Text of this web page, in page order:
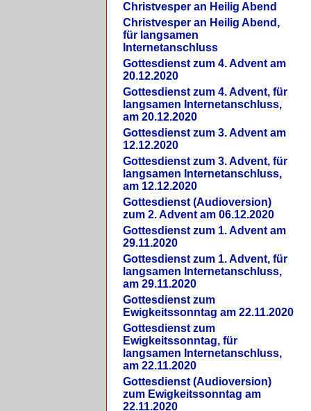
Christvesper an Heilig Abend
Christvesper an Heilig Abend,
für langsamen
Internetanschluss
Gottesdienst zum 4. Advent am
20.12.2020
Gottesdienst zum 4. Advent, für
langsamen Internetanschluss,
am 20.12.2020
Gottesdienst zum 3. Advent am
12.12.2020
Gottesdienst zum 3. Advent, für
langsamen Internetanschluss,
am 12.12.2020
Gottesdienst (Audioversion)
zum 2. Advent am 06.12.2020
Gottesdienst zum 1. Advent am
29.11.2020
Gottesdienst zum 1. Advent, für
langsamen Internetanschluss,
am 29.11.2020
Gottesdienst zum
Ewigkeitssonntag am 22.11.2020
Gottesdienst zum
Ewigkeitssonntag, für
langsamen Internetanschluss,
am 22.11.2020
Gottesdienst (Audioversion)
zum Ewigkeitssonntag am
22.11.2020